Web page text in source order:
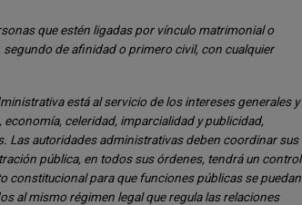
que estén ligadas por vínculo matrimonial o
de afinidad o primero civil, con cualquier
está al servicio de los intereses generales y
celeridad, imparcialidad y publicidad,
Las autoridades administrativas deben coordinar sus
pública, en todos sus órdenes, tendrá un control
constitucional para que funciones públicas se puedan
al mismo régimen legal que regula las relaciones